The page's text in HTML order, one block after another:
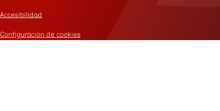
Accesibilidad
Configuración de cookies